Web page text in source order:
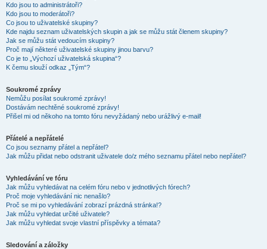
Kdo jsou to administrátoři?
Kdo jsou to moderátoři?
Co jsou to uživatelské skupiny?
Kde najdu seznam uživatelských skupin a jak se můžu stát členem skupiny?
Jak se můžu stát vedoucím skupiny?
Proč mají některé uživatelské skupiny jinou barvu?
Co je to „Výchozí uživatelská skupina“?
K čemu slouží odkaz „Tým“?
Soukromé zprávy
Nemůžu posílat soukromé zprávy!
Dostávám nechtěné soukromé zprávy!
Přišel mi od někoho na tomto fóru nevyžádaný nebo urážlivý e-mail!
Přátelé a nepřátelé
Co jsou seznamy přátel a nepřátel?
Jak můžu přidat nebo odstranit uživatele do/z mého seznamu přátel nebo nepřátel?
Vyhledávání ve fóru
Jak můžu vyhledávat na celém fóru nebo v jednotlivých fórech?
Proč moje vyhledávání nic nenašlo?
Proč se mi po vyhledávání zobrazí prázdná stránka!?
Jak můžu vyhledat určité uživatele?
Jak můžu vyhledat svoje vlastní příspěvky a témata?
Sledování a záložky